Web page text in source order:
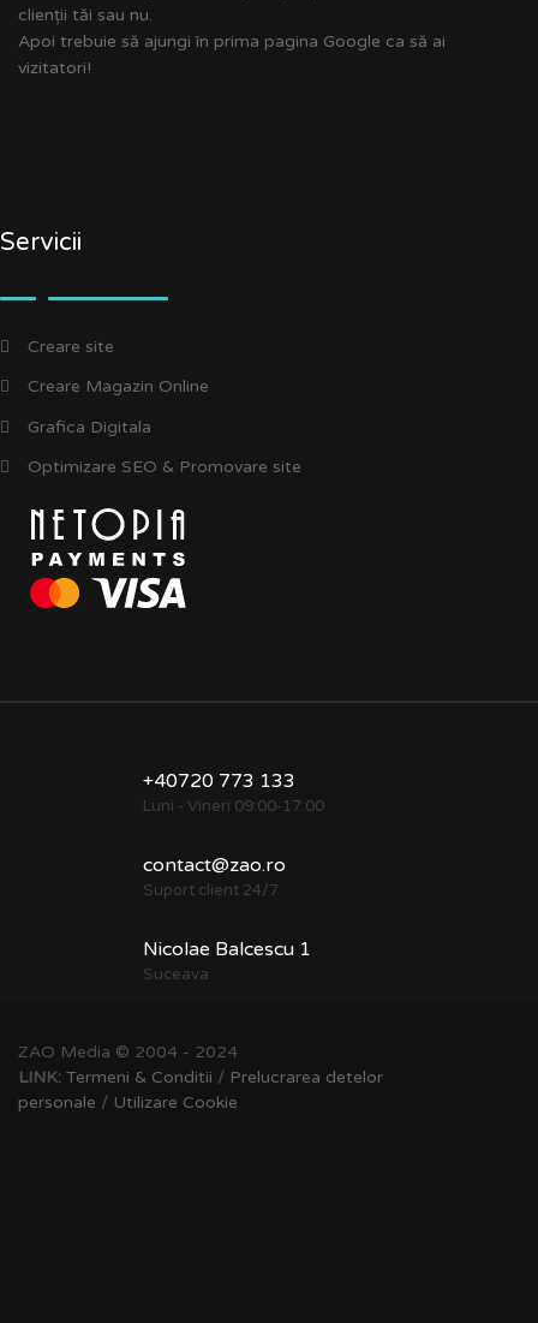
clienții tăi sau nu.
Apoi trebuie să ajungi în prima pagina Google ca să ai
vizitatori!
Servicii
Creare site
Creare Magazin Online
Grafica Digitala
Optimizare SEO & Promovare site
+40720 773 133
Luni - Vineri 09:00-17:00
contact@zao.ro
Suport client 24/7
Nicolae Balcescu 1
Suceava
ZAO Media © 2004 - 2024
LINK: Termeni & Conditii / Prelucrarea detelor
personale / Utilizare Cookie